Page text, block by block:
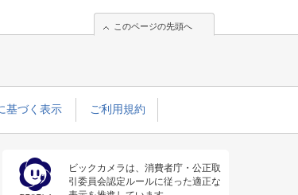
このページの先頭へ
基づく表示 ご利用規約
ビックカメラは、消費者庁・公正取
引委員会認定ルールに従った適正な